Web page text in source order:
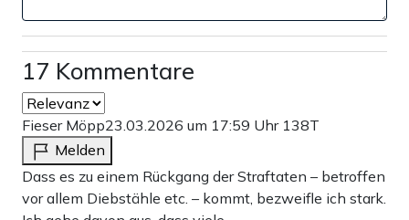
17 Kommentare
Fieser Möpp23.03.2026 um 17:59 Uhr 138T
Melden
Dass es zu einem Rückgang der Straftaten – betroffen
vor allem Diebstähle etc. – kommt, bezweifle ich stark.